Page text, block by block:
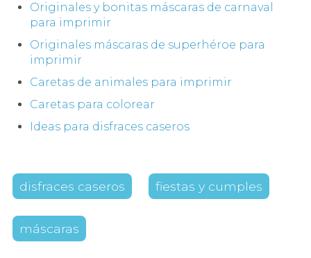
Originales y bonitas máscaras de carnaval
para imprimir
Originales máscaras de superhéroe para
imprimir
Caretas de animales para imprimir
Caretas para colorear
Ideas para disfraces caseros
disfraces caseros fiestas y cumples
máscaras